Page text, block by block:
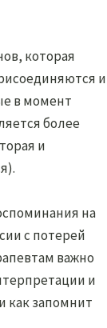
которая
и
в момент
более
и
на
с потерей
важно
и
как запомнит